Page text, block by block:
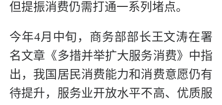
但提振消费仍需打通一系列堵点。
今年4月中旬，商务部部长王文涛在署
名文章《多措并举扩大服务消费》中指
出，我国居民消费能力和消费意愿仍有
待提升，服务业开放水平不高、优质服